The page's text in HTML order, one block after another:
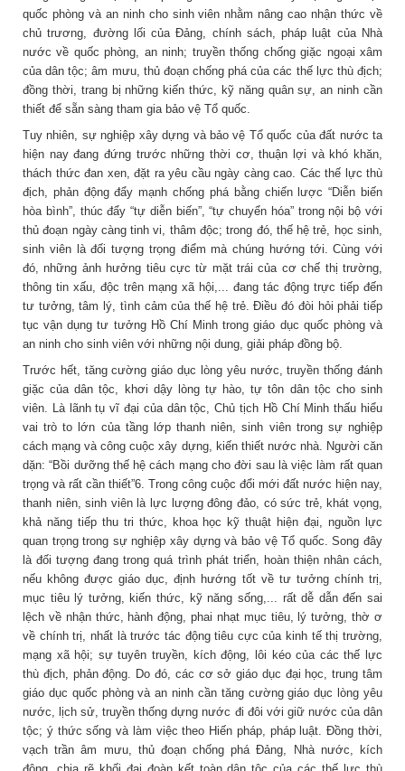
quốc phòng và an ninh cho sinh viên nhằm nâng cao nhận thức về
chủ trương, đường lối của Đảng, chính sách, pháp luật của Nhà
nước về quốc phòng, an ninh; truyền thống chống giặc ngoại xâm
của dân tộc; âm mưu, thủ đoạn chống phá của các thế lực thù địch;
đồng thời, trang bị những kiến thức, kỹ năng quân sự, an ninh cần
thiết để sẵn sàng tham gia bảo vệ Tổ quốc.
Tuy nhiên, sự nghiệp xây dựng và bảo vệ Tổ quốc của đất nước ta
hiện nay đang đứng trước những thời cơ, thuận lợi và khó khăn,
thách thức đan xen, đặt ra yêu cầu ngày càng cao. Các thế lực thù
địch, phản động đẩy mạnh chống phá bằng chiến lược “Diễn biến
hòa bình”, thúc đẩy “tự diễn biến”, “tự chuyển hóa” trong nội bộ với
thủ đoạn ngày càng tinh vi, thâm độc; trong đó, thế hệ trẻ, học sinh,
sinh viên là đối tượng trọng điểm mà chúng hướng tới. Cùng với
đó, những ảnh hưởng tiêu cực từ mặt trái của cơ chế thị trường,
thông tin xấu, độc trên mạng xã hội,... đang tác động trực tiếp đến
tư tưởng, tâm lý, tình cảm của thế hệ trẻ. Điều đó đòi hỏi phải tiếp
tục vận dụng tư tưởng Hồ Chí Minh trong giáo dục quốc phòng và
an ninh cho sinh viên với những nội dung, giải pháp đồng bộ.
Trước hết, tăng cường giáo dục lòng yêu nước, truyền thống đánh
giặc của dân tộc, khơi dậy lòng tự hào, tự tôn dân tộc cho sinh
viên. Là lãnh tụ vĩ đại của dân tộc, Chủ tịch Hồ Chí Minh thấu hiểu
vai trò to lớn của tầng lớp thanh niên, sinh viên trong sự nghiệp
cách mạng và công cuộc xây dựng, kiến thiết nước nhà. Người căn
dặn: “Bồi dưỡng thế hệ cách mạng cho đời sau là việc làm rất quan
trọng và rất cần thiết”6. Trong công cuộc đổi mới đất nước hiện nay,
thanh niên, sinh viên là lực lượng đông đảo, có sức trẻ, khát vọng,
khả năng tiếp thu tri thức, khoa học kỹ thuật hiện đại, nguồn lực
quan trọng trong sự nghiệp xây dựng và bảo vệ Tổ quốc. Song đây
là đối tượng đang trong quá trình phát triển, hoàn thiện nhân cách,
nếu không được giáo dục, định hướng tốt về tư tưởng chính trị,
mục tiêu lý tưởng, kiến thức, kỹ năng sống,... rất dễ dẫn đến sai
lệch về nhận thức, hành động, phai nhạt mục tiêu, lý tưởng, thờ ơ
về chính trị, nhất là trước tác động tiêu cực của kinh tế thị trường,
mạng xã hội; sự tuyên truyền, kích động, lôi kéo của các thế lực
thù địch, phản động. Do đó, các cơ sở giáo dục đại học, trung tâm
giáo dục quốc phòng và an ninh cần tăng cường giáo dục lòng yêu
nước, lịch sử, truyền thống dựng nước đi đôi với giữ nước của dân
tộc; ý thức sống và làm việc theo Hiến pháp, pháp luật. Đồng thời,
vạch trần âm mưu, thủ đoạn chống phá Đảng, Nhà nước, kích